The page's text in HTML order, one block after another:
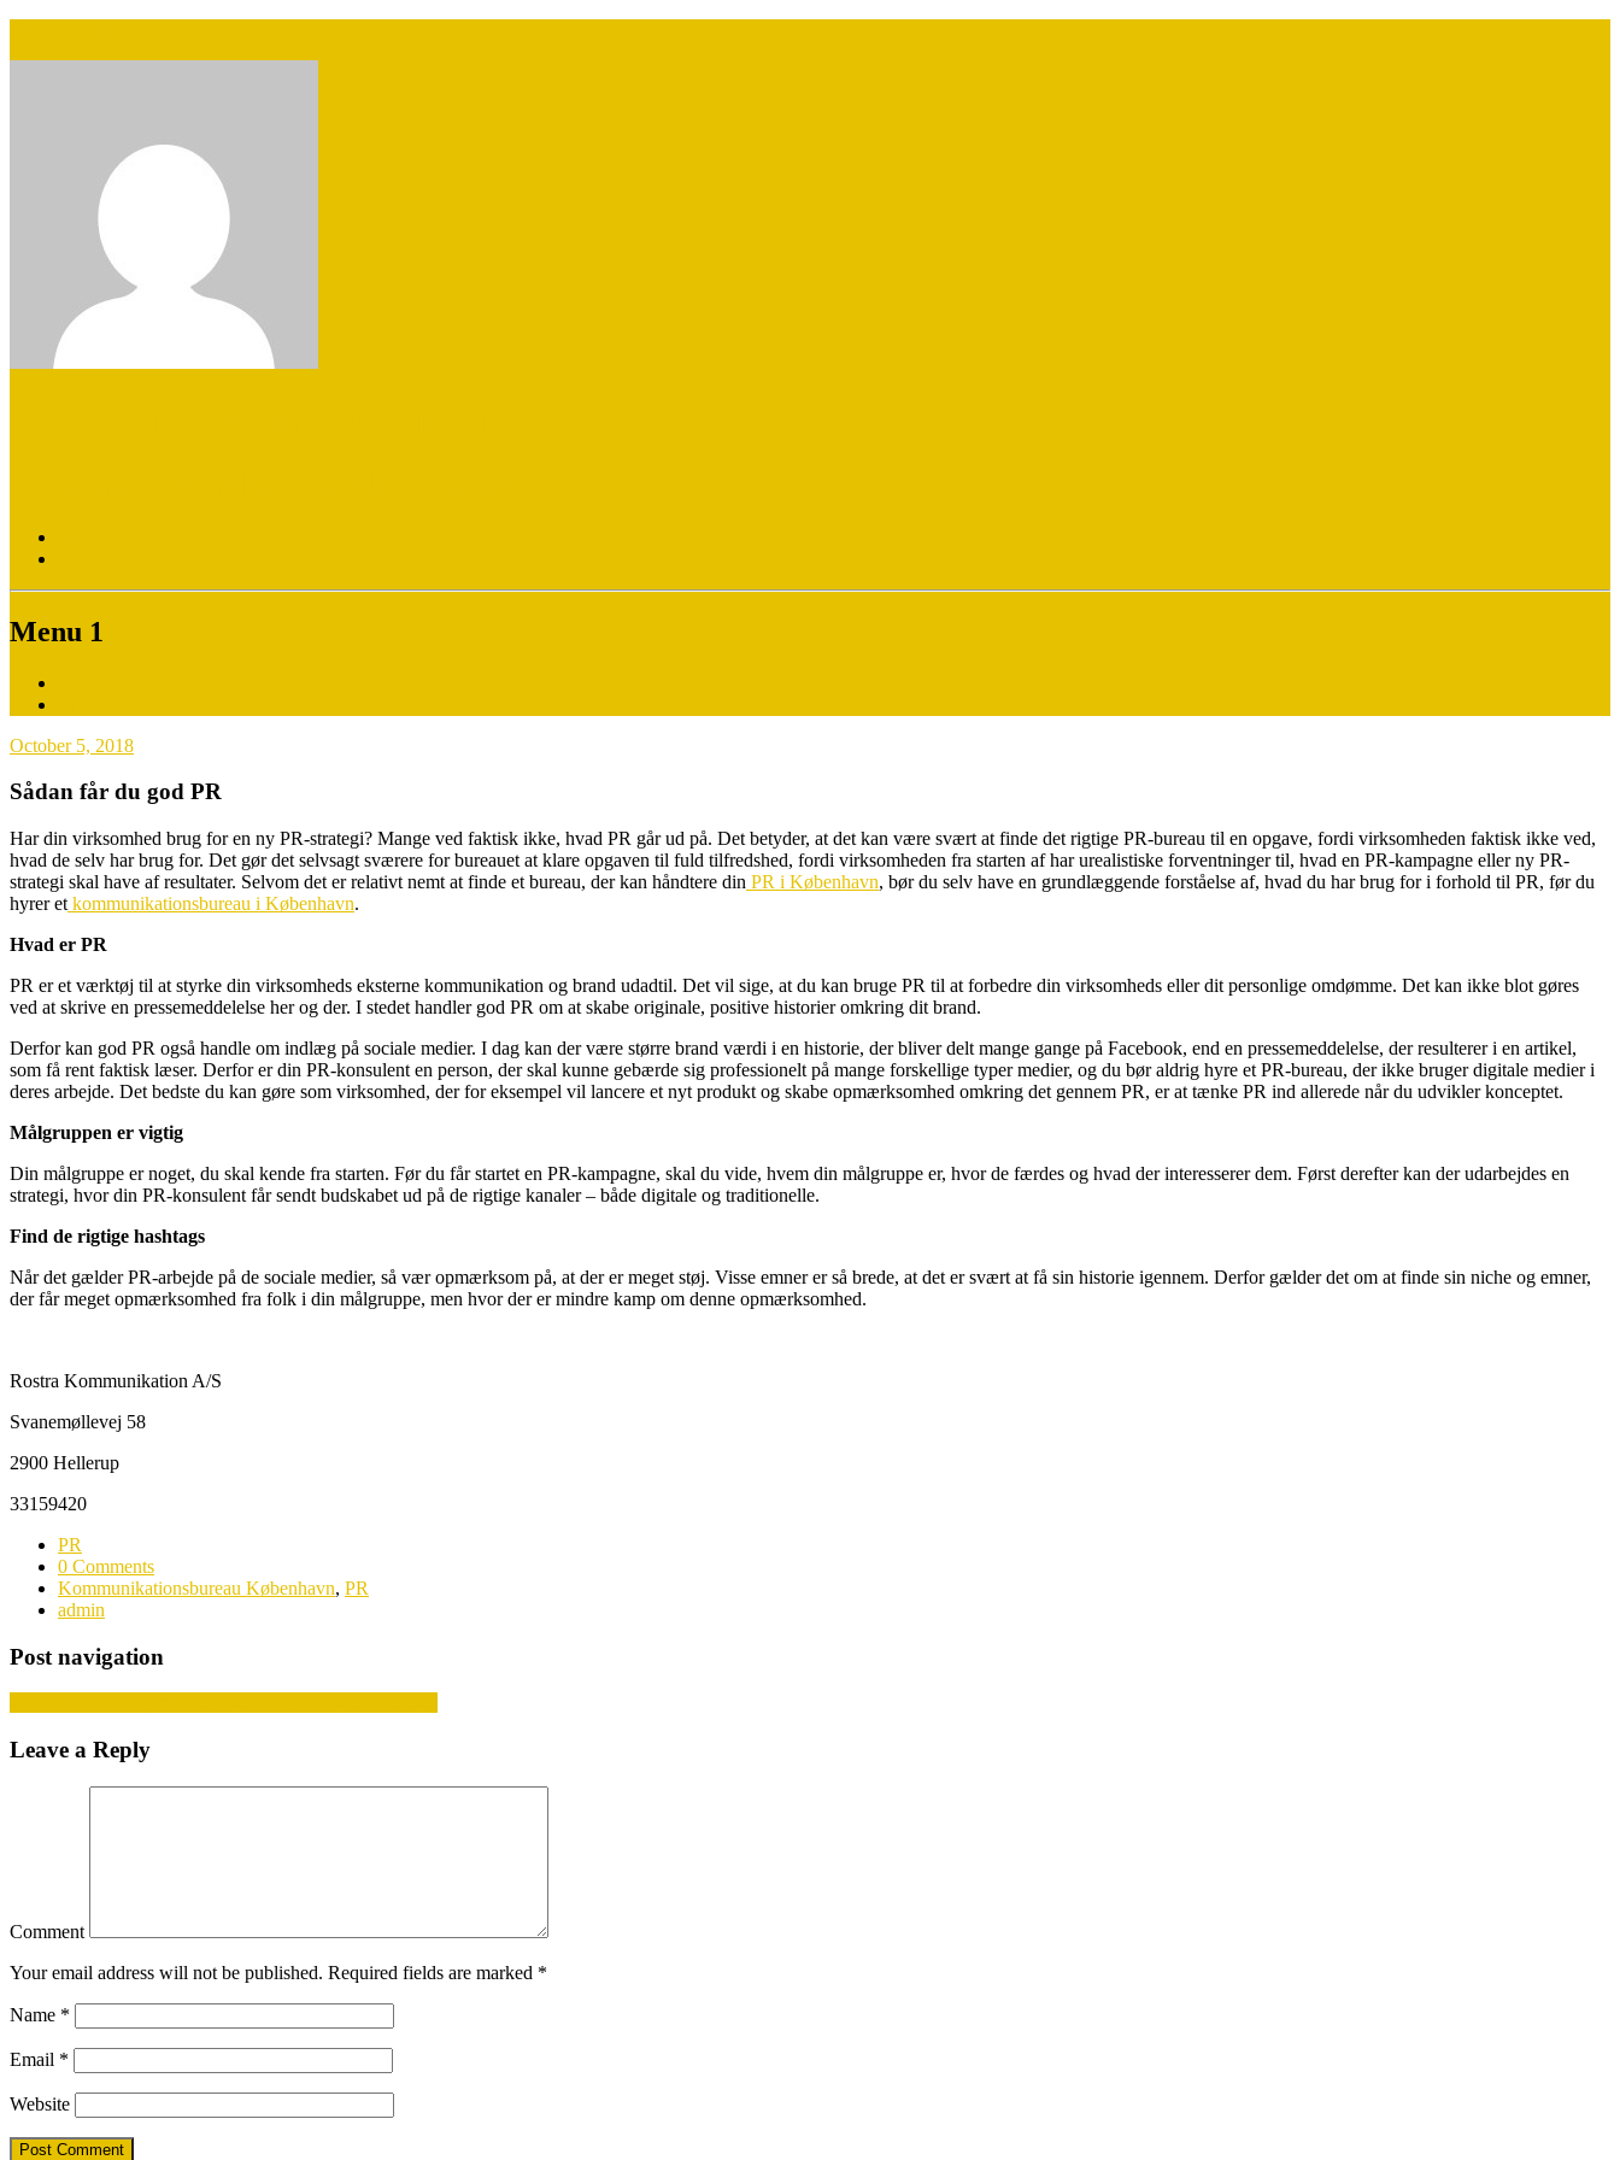
Menu 1
October 5, 2018
Sådan får du god PR
Har din virksomhed brug for en ny PR-strategi? Mange ved faktisk ikke, hvad PR går ud på. Det betyder, at det kan være svært at finde det rigtige PR-bureau til en opgave, fordi virksomheden faktisk ikke ved,
hvad de selv har brug for. Det gør det selvsagt sværere for bureauet at klare opgaven til fuld tilfredshed, fordi virksomheden fra starten af har urealistiske forventninger til, hvad en PR-kampagne eller ny PR-
strategi skal have af resultater. Selvom det er relativt nemt at finde et bureau, der kan håndtere din PR i København, bør du selv have en grundlæggende forståelse af, hvad du har brug for i forhold til PR, før du
hyrer et kommunikationsbureau i København.
Hvad er PR
PR er et værktøj til at styrke din virksomheds eksterne kommunikation og brand udadtil. Det vil sige, at du kan bruge PR til at forbedre din virksomheds eller dit personlige omdømme. Det kan ikke blot gøres
ved at skrive en pressemeddelelse her og der. I stedet handler god PR om at skabe originale, positive historier omkring dit brand.
Derfor kan god PR også handle om indlæg på sociale medier. I dag kan der være større brand værdi i en historie, der bliver delt mange gange på Facebook, end en pressemeddelelse, der resulterer i en artikel,
som få rent faktisk læser. Derfor er din PR-konsulent en person, der skal kunne gebærde sig professionelt på mange forskellige typer medier, og du bør aldrig hyre et PR-bureau, der ikke bruger digitale medier i
deres arbejde. Det bedste du kan gøre som virksomhed, der for eksempel vil lancere et nyt produkt og skabe opmærksomhed omkring det gennem PR, er at tænke PR ind allerede når du udvikler konceptet.
Målgruppen er vigtig
Din målgruppe er noget, du skal kende fra starten. Før du får startet en PR-kampagne, skal du vide, hvem din målgruppe er, hvor de færdes og hvad der interesserer dem. Først derefter kan der udarbejdes en
strategi, hvor din PR-konsulent får sendt budskabet ud på de rigtige kanaler – både digitale og traditionelle.
Find de rigtige hashtags
Når det gælder PR-arbejde på de sociale medier, så vær opmærksom på, at der er meget støj. Visse emner er så brede, at det er svært at få sin historie igennem. Derfor gælder det om at finde sin niche og emner,
der får meget opmærksomhed fra folk i din målgruppe, men hvor der er mindre kamp om denne opmærksomhed.
Rostra Kommunikation A/S
Svanemøllevej 58
2900 Hellerup
33159420
PR
0 Comments
Kommunikationsbureau København, PR
admin
Post navigation
Leave a Reply
Comment
Your email address will not be published. Required fields are marked *
Name *
Email *
Website